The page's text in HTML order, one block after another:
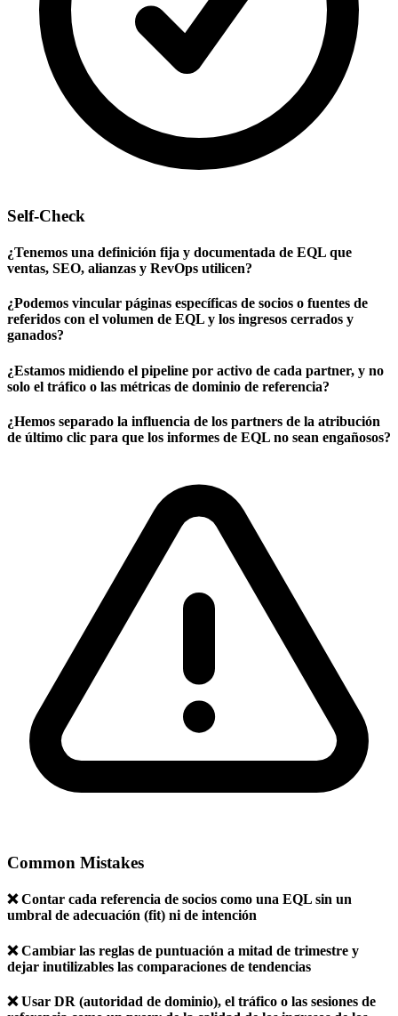
Self-Check
¿Tenemos una definición fija y documentada de EQL que
ventas, SEO, alianzas y RevOps utilicen?
¿Podemos vincular páginas específicas de socios o fuentes de
referidos con el volumen de EQL y los ingresos cerrados y
ganados?
¿Estamos midiendo el pipeline por activo de cada partner, y no
solo el tráfico o las métricas de dominio de referencia?
¿Hemos separado la influencia de los partners de la atribución
de último clic para que los informes de EQL no sean engañosos?
Common Mistakes
❌ Contar cada referencia de socios como una EQL sin un
umbral de adecuación (fit) ni de intención
❌ Cambiar las reglas de puntuación a mitad de trimestre y
dejar inutilizables las comparaciones de tendencias
❌ Usar DR (autoridad de dominio), el tráfico o las sesiones de